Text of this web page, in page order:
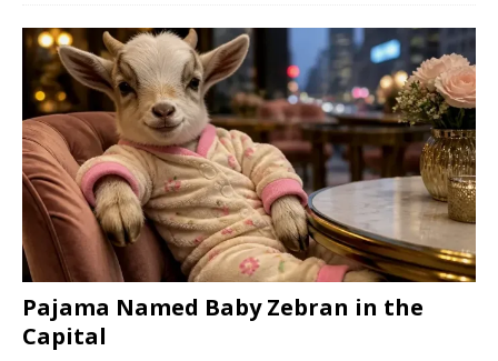
Pajama Named Baby Zebran in the
Capital